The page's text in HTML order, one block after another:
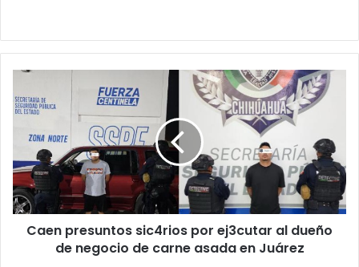
Caen
presuntos
sic4rios
ej3cutar
al
dueño
de
negocio
Caen presuntos sic4rios por ej3cutar al dueño
de negocio de carne asada en Juárez